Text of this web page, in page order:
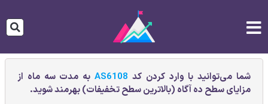
شما می‌توانید با وارد کردن کد AS6108به مدت سه ماه از
مزایای سطح ده آگاه (بالاترین سطح تخفیفات) بهرمند شوید.